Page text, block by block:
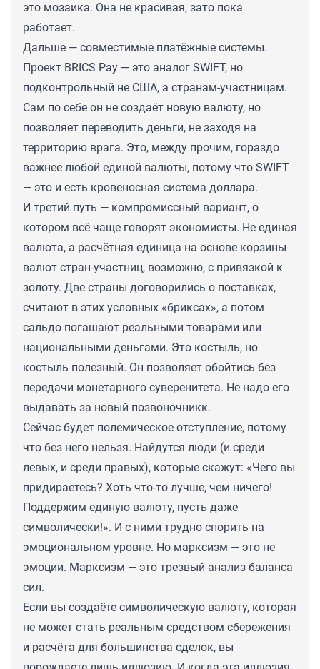
это мозаика. Она не красивая, зато пока
работает.
Дальше — совместимые платёжные системы.
Проект BRICS Pay — это аналог SWIFT, но
подконтрольный не США, а странам-участницам.
Сам по себе он не создаёт новую валюту, но
позволяет переводить деньги, не заходя на
территорию врага. Это, между прочим, гораздо
важнее любой единой валюты, потому что SWIFT
— это и есть кровеносная система доллара.
И третий путь — компромиссный вариант, о
котором всё чаще говорят экономисты. Не единая
валюта, а расчётная единица на основе корзины
валют стран-участниц, возможно, с привязкой к
золоту. Две страны договорились о поставках,
считают в этих условных «бриксах», а потом
сальдо погашают реальными товарами или
национальными деньгами. Это костыль, но
костыль полезный. Он позволяет обойтись без
передачи монетарного суверенитета. Не надо его
выдавать за новый позвоночникк.
Сейчас будет полемическое отступление, потому
что без него нельзя. Найдутся люди (и среди
левых, и среди правых), которые скажут: «Чего вы
придираетесь? Хоть что-то лучше, чем ничего!
Поддержим единую валюту, пусть даже
символически!». И с ними трудно спорить на
эмоциональном уровне. Но марксизм — это не
эмоции. Марксизм — это трезвый анализ баланса
сил.
Если вы создаёте символическую валюту, которая
не может стать реальным средством сбережения
и расчёта для большинства сделок, вы